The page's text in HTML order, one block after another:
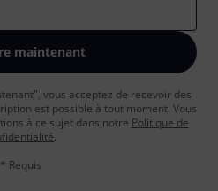
maintenant
vous acceptez de recevoir des
est possible à tout moment. Vous
à ce sujet dans notre Politique de
.
* Requis